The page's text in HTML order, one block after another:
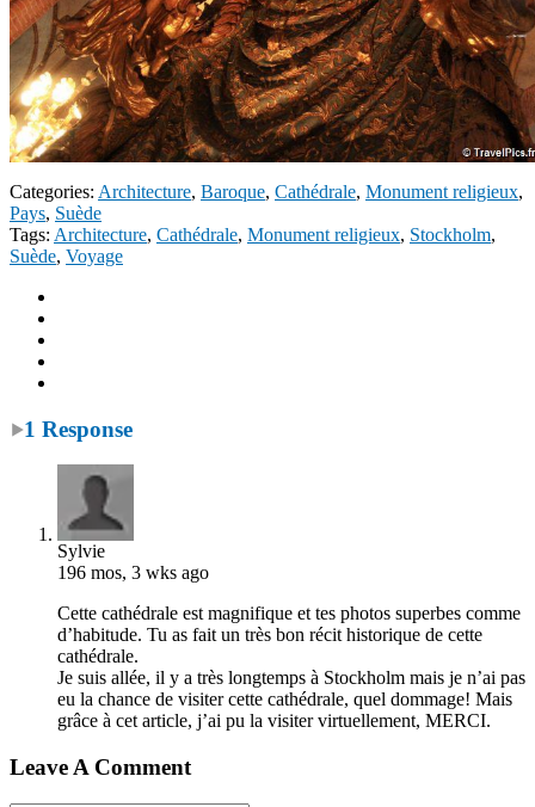
Categories: Architecture, Baroque, Cathédrale, Monument religieux,
Pays, Suède
Tags: Architecture, Cathédrale, Monument religieux, Stockholm,
Suède, Voyage
1 Response
Sylvie
196 mos, 3 wks ago
Cette cathédrale est magnifique et tes photos superbes comme
d’habitude. Tu as fait un très bon récit historique de cette
cathédrale.
Je suis allée, il y a très longtemps à Stockholm mais je n’ai pas
eu la chance de visiter cette cathédrale, quel dommage! Mais
grâce à cet article, j’ai pu la visiter virtuellement, MERCI.
Leave A Comment